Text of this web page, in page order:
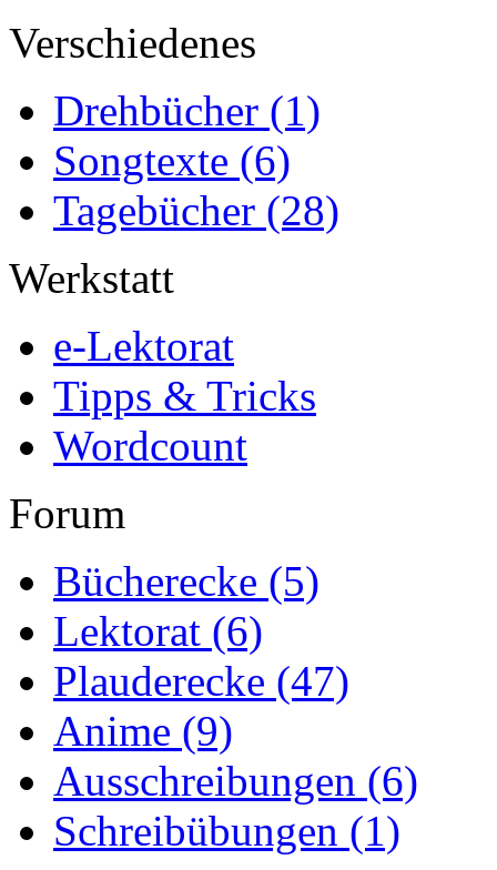
Verschiedenes
Drehbücher (1)
Songtexte (6)
Tagebücher (28)
Werkstatt
e-Lektorat
Tipps & Tricks
Wordcount
Forum
Bücherecke (5)
Lektorat (6)
Plauderecke (47)
Anime (9)
Ausschreibungen (6)
Schreibübungen (1)